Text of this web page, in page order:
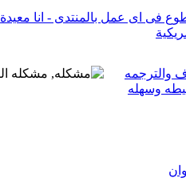
فى اى عمل بالمنتدى - انا معيدة
والترجمه
وسهله